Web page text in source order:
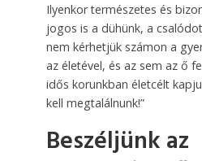
Ilyenkor természetes és
jogos is a dühünk, a
nem kérhetjük számon a
az életével, és az sem az ő
idős korunkban életcélt
kell megtalálnunk!”
Beszéljünk az